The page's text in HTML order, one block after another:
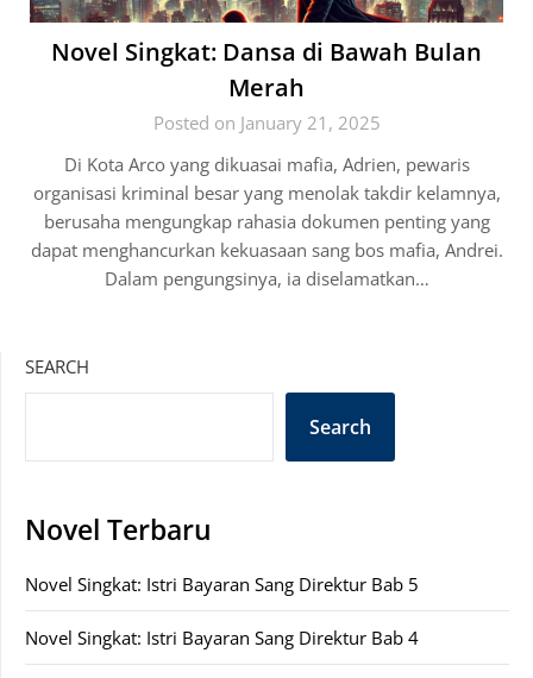
Novel Singkat: Dansa di Bawah Bulan
Merah
Posted on January 21, 2025
Di Kota Arco yang dikuasai mafia, Adrien, pewaris
organisasi kriminal besar yang menolak takdir kelamnya,
berusaha mengungkap rahasia dokumen penting yang
dapat menghancurkan kekuasaan sang bos mafia, Andrei.
Dalam pengungsinya, ia diselamatkan…
SEARCH
Search
Novel Terbaru
Novel Singkat: Istri Bayaran Sang Direktur Bab 5
Novel Singkat: Istri Bayaran Sang Direktur Bab 4